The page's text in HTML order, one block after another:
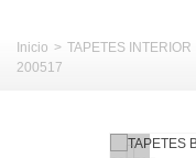
Inicio > TAPETES INTERIOR
200517